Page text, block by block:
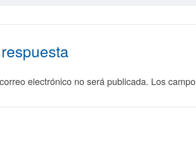
electrónico no será publicada. Los